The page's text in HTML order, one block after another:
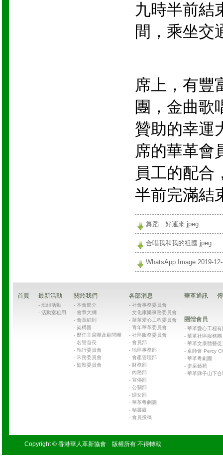
九時半前結
間，乘坐交
席上，有豐
團，金曲歌
贊助的幸運
席的華革會
員工的配合
半前完滿結
舞蹈＿好運來.jpeg
合唱我和我的祖國.jpeg
WhatsApp Image 2019-
首頁 最新活動
- 班組活動
- 活動室租用
關於我們
- 本會簡介
- 會章大綱
- 會章細則
- 架構圖
- 歷任主席團及顧問團
- 名譽首長
- 執行委員會
- 常務委員會
- 監察委員會
各部消息
- 社會事務委員會
- 文化康樂事務委員會
- 華革愛心工程委員會
- 青年華革委員會
- 社區服務委員會
- 會員部
- 地區事務部
- 會產管理部
- 財務部
- 內務部
- 宣傳部
- 公關部
- 婦女部
- 華革粵劇團
- 秘書處
- 會員投稿
華革通訊
團體會員
- 華革愛心工程
- 華革社區服務
- 華革文康體藝促
- 卓師會 Percy
- 華革粵劇團
- 姿采藝苑
- 華革獅子山下
Copyright © 香港華人革新協會 版權所有 不得轉載